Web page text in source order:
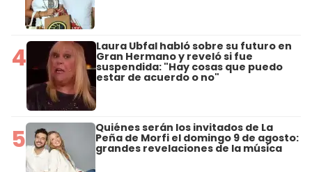
4 Laura Ubfal habló sobre su futuro en
Gran Hermano y reveló si fue
suspendida: "Hay cosas que puedo
estar de acuerdo o no"
5 Quiénes serán los invitados de La
Peña de Morfi el domingo 9 de agosto:
grandes revelaciones de la música